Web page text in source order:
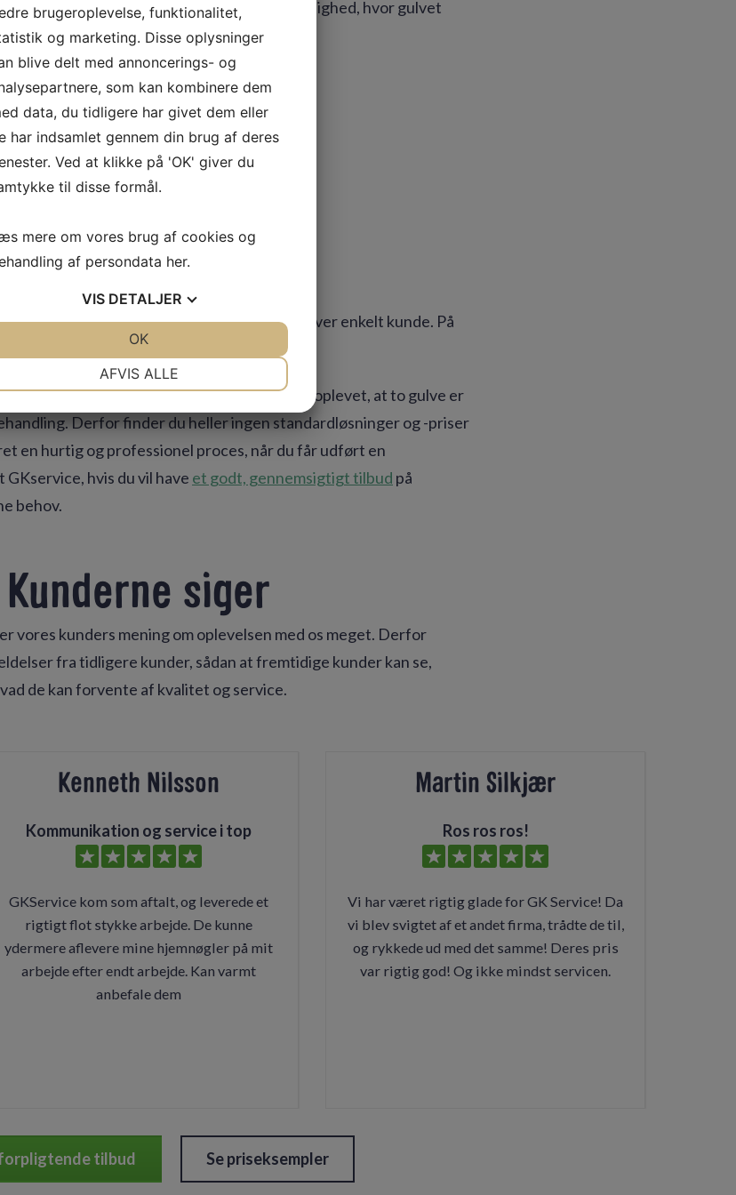
kvadratmeter gulv eller en etværelseslejlighed, hvor gulvet
klare opgaven.
Få et uforpligtende tilbud
tilbud?
god og professionel kommunikation med hver enkelt kunde. På
og den største tilfredshed.
med gulvrenovering har vi endnu aldrig oplevet, at to gulve er
Derfor finder du heller ingen standardløsninger og -priser
en hurtig og professionel proces, når du får udført en
hvis du vil have et godt, gennemsigtigt tilbud på
behov.
Kunderne siger
vores kunders mening om oplevelsen med os meget. Derfor
fra tidligere kunder, sådan at fremtidige kunder kan se,
de kan forvente af kvalitet og service.
Kenneth Nilsson
Kommunikation og service i top
GKService kom som aftalt, og leverede et
rigtigt flot stykke arbejde. De kunne
ydermere aflevere mine hjemnøgler på mit
arbejde efter endt arbejde. Kan varmt
anbefale dem
Martin Silkjær
Ros ros ros!
Vi har været rigtig glade for GK Service! Da
vi blev svigtet af et andet firma, trådte de til,
og rykkede ud med det samme! Deres pris
var rigtig god! Og ikke mindst servicen.
tilbud Se priseksempler
brugeroplevelse, funktionalitet,
og marketing. Disse oplysninger
blive delt med annoncerings- og
som kan kombinere dem
data, du tidligere har givet dem eller
har indsamlet gennem din brug af deres
Ved at klikke på 'OK' giver du
til disse formål.
mere om vores brug af cookies og
af persondata her.
VIS DETALJER
MARKETING STATISTIK
AFVIS ALLE
OK